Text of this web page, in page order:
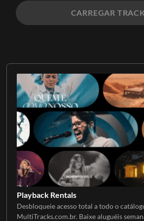
Playback Rentals
Desbloqueie acesso total a todo o
MultiTracks.com.br. Baixe aluguéis
CARREGAR